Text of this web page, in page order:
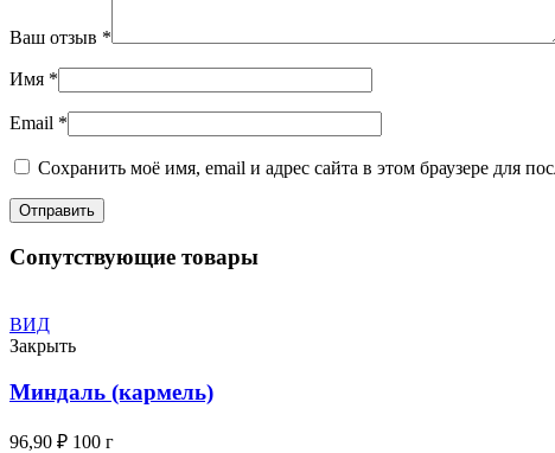
Ваш отзыв *
Имя *
Email *
Сохранить моё имя, email и адрес сайта в этом браузере для
Сопутствующие товары
ВИД
Закрыть
Миндаль (кармель)
96,90 ₽ 100 г